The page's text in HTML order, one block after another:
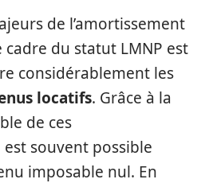
de l’amortissement
du statut LMNP est
considérablement les
locatifs. Grâce à la
de ces
souvent possible
imposable nul. En